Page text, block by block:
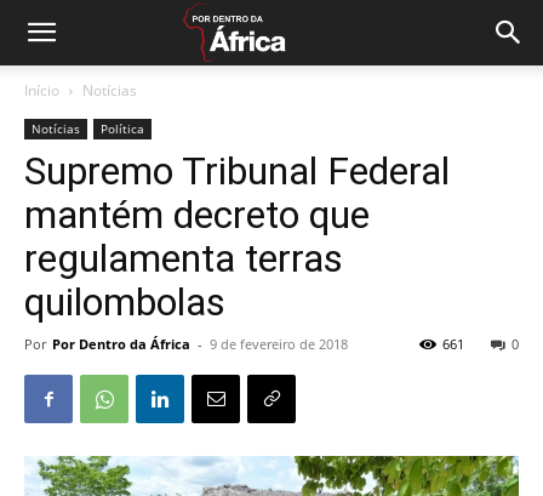
Início Notícias
Notícias Política
Supremo Tribunal Federal
mantém decreto que
regulamenta terras
quilombolas
Por Por Dentro da África - 9 de fevereiro de 2018 0
661